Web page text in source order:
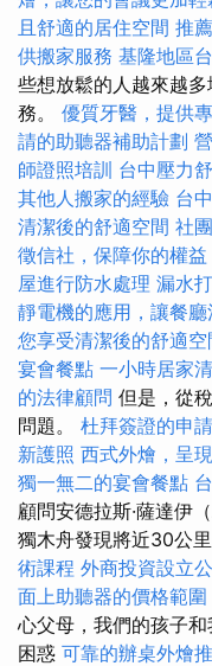
且舒適的居住空間 推
供搬家服務 基隆地區
些想放鬆的人越來越
務。 優質牙醫，提供
請的助聽器補助計劃
師證照培訓 台中壓力
其他人搬家的經驗 台
清潔後的舒適空間 社
徵信社，保障你的權益
屋進行防水處理 漏水
靜電機的應用，讓餐
您享受清潔後的舒適空
宴會餐點 一小時居家
的法律顧問 但是，從
問題。 杜拜簽證的申
新護照 西式外燴，呈
獨一無二的宴會餐點
顧問安德拉斯·薩達伊
獨木舟發現將近30公
術課程 外商投資設立
面上助聽器的價格範圍
心父母，我們的孩子
困惑 可靠的辦桌外燴